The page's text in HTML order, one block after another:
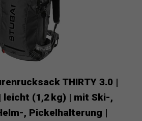
THIRTY 3.0 |
leicht (1,2 kg) | mit Ski-,
, Pickelhalterung |